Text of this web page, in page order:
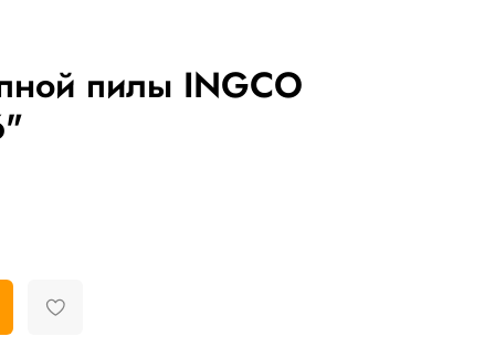
пилы INGCO